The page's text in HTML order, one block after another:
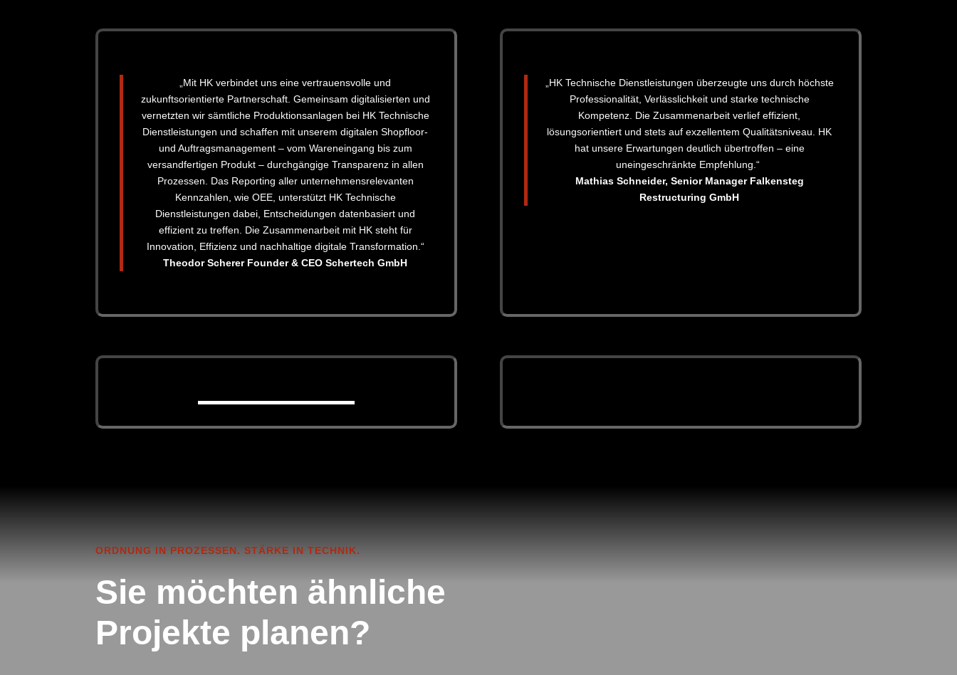
„Mit HK verbindet uns eine vertrauensvolle und
zukunftsorientierte Partnerschaft. Gemeinsam digitalisierten und
vernetzten wir sämtliche Produktionsanlagen bei HK Technische
Dienstleistungen und schaffen mit unserem digitalen Shopfloor-
und Auftragsmanagement – vom Wareneingang bis zum
versandfertigen Produkt – durchgängige Transparenz in allen
Prozessen. Das Reporting aller unternehmensrelevanten
Kennzahlen, wie OEE, unterstützt HK Technische
Dienstleistungen dabei, Entscheidungen datenbasiert und
effizient zu treffen. Die Zusammenarbeit mit HK steht für
Innovation, Effizienz und nachhaltige digitale Transformation.“
Theodor Scherer Founder & CEO Schertech GmbH
„HK Technische Dienstleistungen überzeugte uns durch höchste
Professionalität, Verlässlichkeit und starke technische
Kompetenz. Die Zusammenarbeit verlief effizient,
lösungsorientiert und stets auf exzellentem Qualitätsniveau. HK
hat unsere Erwartungen deutlich übertroffen – eine
uneingeschränkte Empfehlung.“
Mathias Schneider, Senior Manager Falkensteg
Restructuring GmbH
ORDNUNG IN PROZESSEN. STÄRKE IN TECHNIK.
Sie möchten ähnliche
Projekte planen?